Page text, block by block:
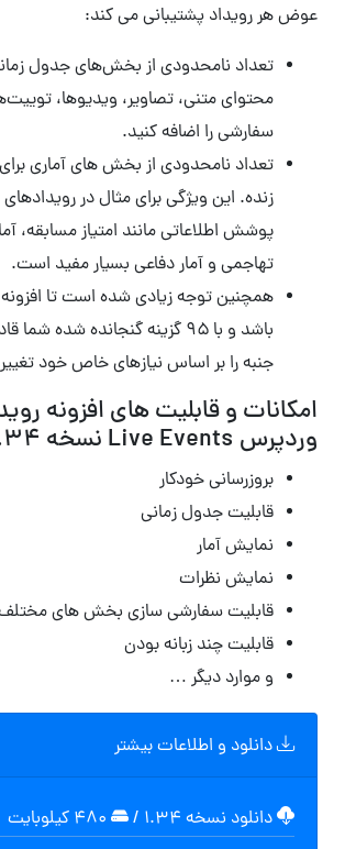
عوض هر رویداد پشتیبانی می کند:
تعداد نامحدودی از بخش‌های جدول
سفارشی را اضافه کنید.
تعداد نامحدودی از بخش های آماری
زنده. این ویژگی برای مثال در
پوشش اطلاعاتی مانند امتیاز مسابقه،
تهاجمی و آمار دفاعی بسیار مفید است.
همچنین توجه زیادی شده است تا افزونه
باشد و با ۹۵ گزینه گنجانده شده
جنبه را بر اساس نیازهای خاص خود
امکانات و قابلیت های افزونه
وردپرس Live Events نسخه 1.34
بروزرسانی خودکار
قابلیت جدول زمانی
نمایش آمار
نمایش نظرات
قابلیت سفارشی سازی بخش های
قابلیت چند زبانه بودن
و موارد دیگر …
دانلود و اطلاعات بیشتر
دانلود نسخه ۱.۳۴ /